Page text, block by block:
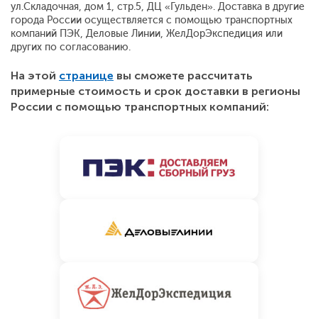
ул.Складочная, дом 1, стр.5, ДЦ «Гульден». Доставка в другие
города России осуществляется с помощью транспортных
компаний ПЭК, Деловые Линии, ЖелДорЭкспедиция или
других по согласованию.
На этой странице вы сможете рассчитать
примерные стоимость и срок доставки в регионы
России с помощью транспортных компаний: